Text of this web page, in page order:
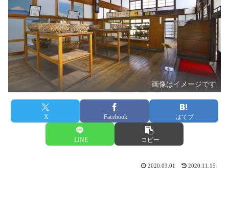
画像はイメージです
X Facebook はてブ
LINE コピー
2020.03.01 2020.11.15